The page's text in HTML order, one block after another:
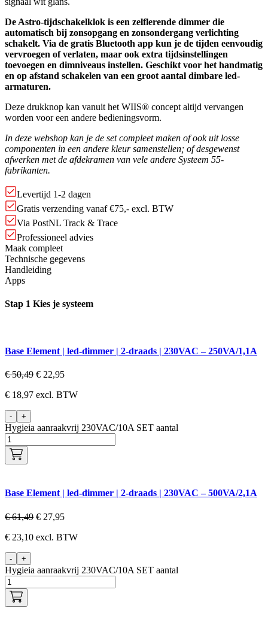
De Astro-tijdschakelklok is een zelflerende dimmer die
automatisch bij zonsopgang en zonsondergang verlichting
schakelt. Via de gratis Bluetooth app kun je de tijden eenvoudig
vervroegen of verlaten, maar ook extra tijdsinstellingen
toevoegen en dimniveaus instellen. Geschikt voor het handmatig
en op afstand schakelen van een groot aantal dimbare led-
armaturen.
Deze drukknop kan vanuit het WIIS® concept altijd vervangen
worden voor een andere bedieningsvorm.
In deze webshop kan je de set compleet maken of ook uit losse
componenten in een andere kleur samenstellen; of desgewenst
afwerken met de afdekramen van vele andere Systeem 55-
fabrikanten.
Levertijd 1-2 dagen
Gratis verzending vanaf €75,- excl. BTW
Via PostNL Track & Trace
Professioneel advies
Maak compleet
Technische gegevens
Handleiding
Apps
Stap 1 Kies je systeem
Base Element | led-dimmer | 2-draads | 230VAC – 250VA/1,1A
€50,49 € 22,95
€ 18,97 excl. BTW
- +
Hygieia aanraakvrij 230VAC/10A SET aantal
Base Element | led-dimmer | 2-draads | 230VAC – 500VA/2,1A
€61,49 € 27,95
€ 23,10 excl. BTW
- +
Hygieia aanraakvrij 230VAC/10A SET aantal